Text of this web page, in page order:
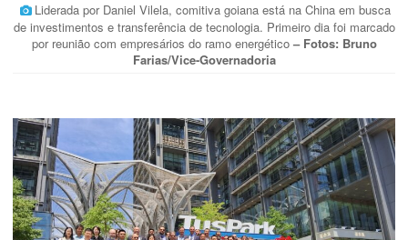
Liderada por Daniel Vilela, comitiva goiana está na China em busca
de investimentos e transferência de tecnologia. Primeiro dia foi marcado
por reunião com empresários do ramo energético – Fotos: Bruno
Farias/Vice-Governadoria